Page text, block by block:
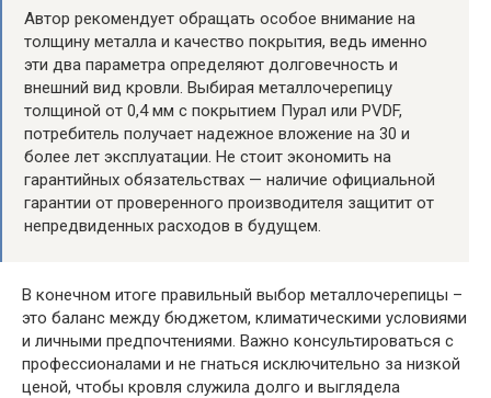
Автор рекомендует обращать особое внимание на
толщину металла и качество покрытия, ведь именно
эти два параметра определяют долговечность и
внешний вид кровли. Выбирая металлочерепицу
толщиной от 0,4 мм с покрытием Пурал или PVDF,
потребитель получает надежное вложение на 30 и
более лет эксплуатации. Не стоит экономить на
гарантийных обязательствах — наличие официальной
гарантии от проверенного производителя защитит от
непредвиденных расходов в будущем.
В конечном итоге правильный выбор металлочерепицы –
это баланс между бюджетом, климатическими условиями
и личными предпочтениями. Важно консультироваться с
профессионалами и не гнаться исключительно за низкой
ценой, чтобы кровля служила долго и выглядела